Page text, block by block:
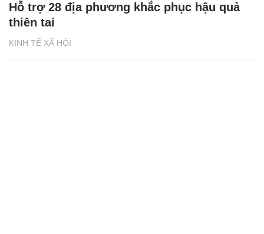
KINH TẾ XÃ HỘI
Hỗ trợ 28 địa phương khắc phục hậu quả
thiên tai